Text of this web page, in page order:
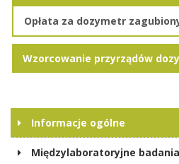
Opłata za dozymetr
Wzorcowanie przyrządów
Informacje ogólne
Międzylaboratoryjne